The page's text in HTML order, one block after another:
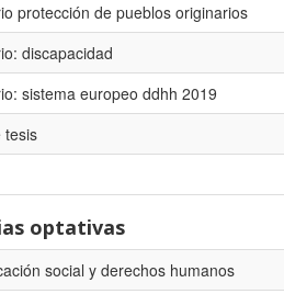
protección de pueblos originarios
discapacidad
sistema europeo ddhh 2019
tesis
optativas
social y derechos humanos